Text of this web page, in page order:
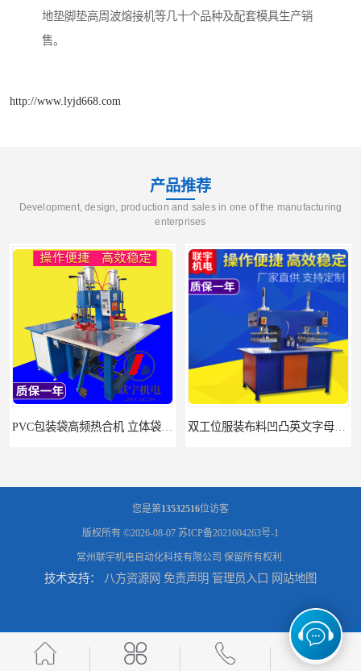
地垫脚垫高周波熔接机等几十个品种及配套模具生产销
售。
http://www.lyjd668.com
产品推荐
Development, design, production and sales in one of the manufacturing
enterprises
汽车坐垫压纹压花机规格 单头大台面凹凸压花机 现货供应 浙江布料凹凸4d压纹机生产厂家 服装凹凸4d压纹植胶机 经济实惠
您是第13532516位访客
版权所有 ©2026-08-07 苏ICP备2021004263号-1
常州联宇机电自动化科技有限公司 保留所有权利.
技术支持： 八方资源网 免责声明 管理员入口 网站地图